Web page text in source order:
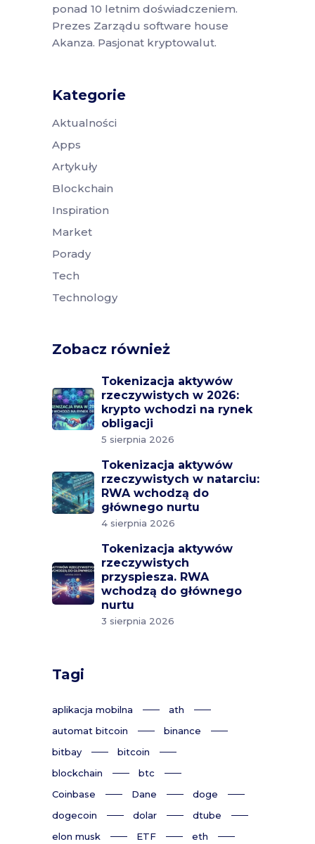
ponad 10 letnim doświadczeniem.
Prezes Zarządu software house
Akanza. Pasjonat kryptowalut.
Kategorie
Aktualności
Apps
Artykuły
Blockchain
Inspiration
Market
Porady
Tech
Technology
Zobacz również
Tokenizacja aktywów
rzeczywistych w 2026:
krypto wchodzi na rynek
obligacji
5 sierpnia 2026
Tokenizacja aktywów
rzeczywistych w natarciu:
RWA wchodzą do
głównego nurtu
4 sierpnia 2026
Tokenizacja aktywów
rzeczywistych
przyspiesza. RWA
wchodzą do głównego
nurtu
3 sierpnia 2026
Tagi
aplikacja mobilna
ath
automat bitcoin
binance
bitbay
bitcoin
blockchain
btc
Coinbase
Dane
doge
dogecoin
dolar
dtube
elon musk
ETF eth